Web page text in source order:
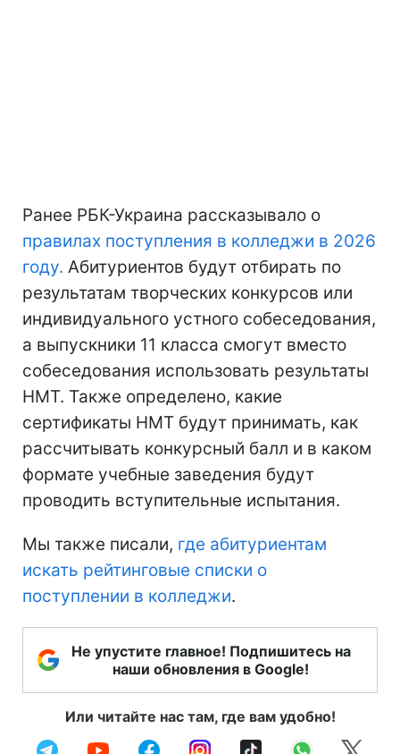
Ранее РБК-Украина рассказывало о
правилах поступления в колледжи в 2026
году. Абитуриентов будут отбирать по
результатам творческих конкурсов или
индивидуального устного собеседования,
а выпускники 11 класса смогут вместо
собеседования использовать результаты
НМТ. Также определено, какие
сертификаты НМТ будут принимать, как
рассчитывать конкурсный балл и в каком
формате учебные заведения будут
проводить вступительные испытания.
Мы также писали, где абитуриентам
искать рейтинговые списки о
поступлении в колледжи.
Не упустите главное! Подпишитесь на
наши обновления в Google!
Или читайте нас там, где вам удобно!